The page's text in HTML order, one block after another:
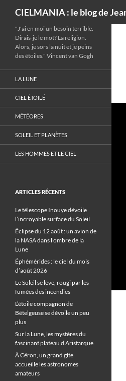
CIELMANIA : le blog de
"J'ai en moi un besoin terrible.
Dirais-je le mot? La religion.
Alors, je sors la nuit et je peins
des étoiles." Vincent van Gogh
LA LUNE
CIEL ÉTOILÉ
MÉTÉORES
SOLEIL ET PLANÈTES
LES HOMMES ET LE CIEL
ARTICLES RÉCENTS
Le télescope Inouye dévoile
l’incroyable surface du Soleil
Éclipse du 12 août : un avion de
la NASA dans l’ombre de la
Lune
Éphémérides : le ciel du mois
d’août 2026
Le Soleil se lève, rougi par les
fumées des incendies
L’étoile compagnon de
Bételgeuse se dévoile un peu
plus
Sur la Lune, les mystères du
fascinant plateau d’Aristarque
À Céron, un grand gîte
accueille les astronomes
amateurs